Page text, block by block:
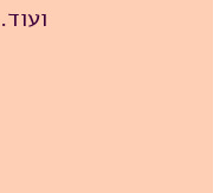
ועוד.